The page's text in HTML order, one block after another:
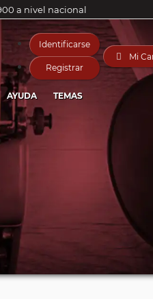
a nivel nacional
Identificarse
Registrar
 Mi
AYUDA TEMAS